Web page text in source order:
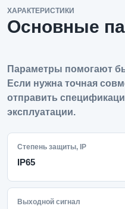
ХАРАКТЕРИСТИКИ
Основные
Параметры помогают
Если нужна точная
отправить
эксплуатации.
Степень защиты, IP
IP65
Выходной сигнал